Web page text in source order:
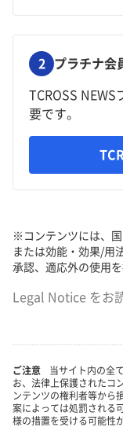
2 プラチナ会
TCROSS
要です。
※コンテンツには、国
または効能・効果/用
承認、適応外の使用
Legal Notice をお
ご注意
当サイト内の全
お、法律上保護されたコ
ンテンツの権利者等から
案によっては処罰される
様の措置を受ける可能性